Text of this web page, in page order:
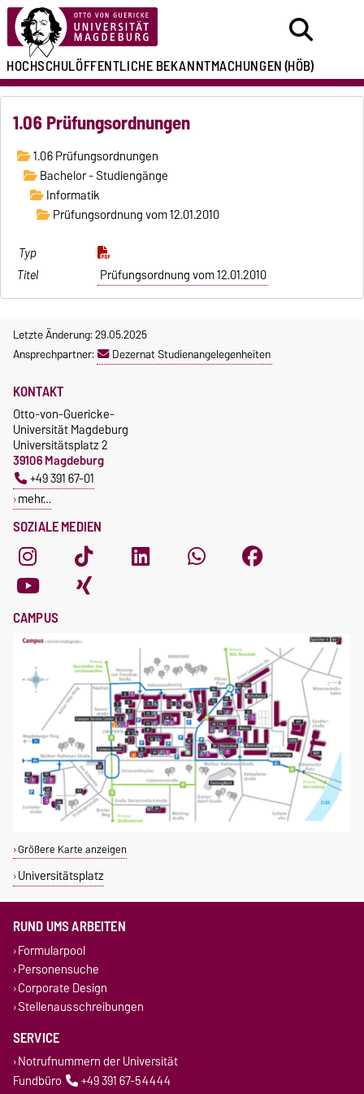
HOCHSCHULÖFFENTLICHEBEKANNTMACHUNGEN(HÖB)
1.06 Prüfungsordnungen
1.06 Prüfungsordnungen
Bachelor - Studiengänge
Informatik
Prüfungsordnung vom 12.01.2010
Prüfungsordnung vom 12.01.2010
Letzte Änderung: 29.05.2025
Ansprechpartner:
Dezernat Studienangelegenheiten
SOZIALE MEDIEN
KONTAKT
Otto-von-Guericke-
Universität Magdeburg
Universitätsplatz 2
39106 Magdeburg
+49 391 67-01
mehr…
CAMPUS
Größere Karte anzeigen
Universitätsplatz
RUND UMS ARBEITEN
Formularpool
Personensuche
Corporate Design
Stellenausschreibungen
SERVICE
Notrufnummern der Universität
Fundbüro
+49 391 67-54444